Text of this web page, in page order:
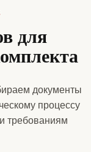
для
документы
процессу
требованиям